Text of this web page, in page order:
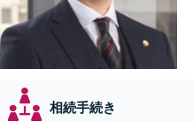
相続手続き